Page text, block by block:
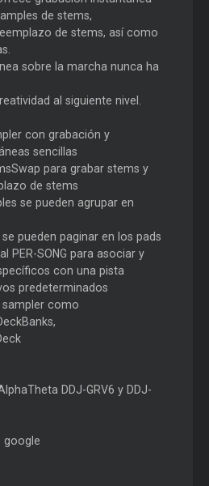
de stems,
de stems, así como
sobre la marcha nunca ha
al siguiente nivel.
con grabación y
sencillas
para grabar stems y
de stems
se pueden agrupar en
pueden paginar en los pads
PER-SONG para asociar y
con una pista
predeterminados
sampler como
DDJ-GRV6 y DDJ-
google